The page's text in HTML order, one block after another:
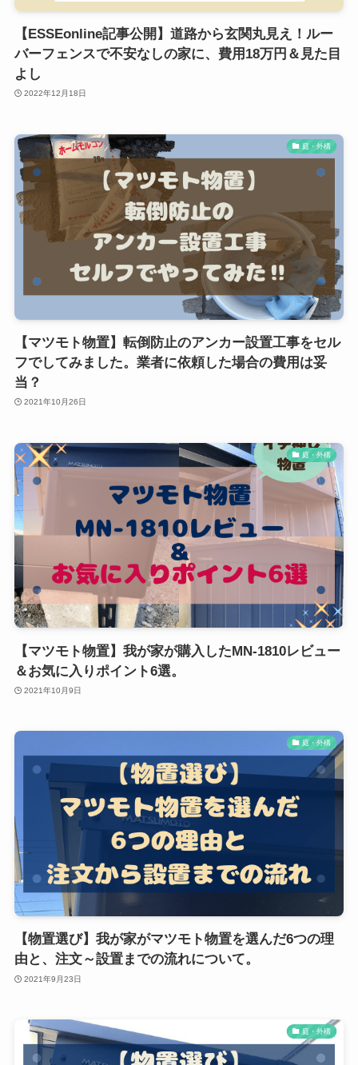
【ESSEonline記事公開】道路から玄関丸見え！ルー
バーフェンスで不安なしの家に、費用18万円＆見た目
よし
2022年12月18日
庭・外構
【マツモト物置】転倒防止のアンカー設置工事をセル
フでしてみました。業者に依頼した場合の費用は妥
当？
2021年10月26日
庭・外構
【マツモト物置】我が家が購入したMN-1810レビュー
＆お気に入りポイント6選。
2021年10月9日
庭・外構
【物置選び】我が家がマツモト物置を選んだ6つの理
由と、注文～設置までの流れについて。
2021年9月23日
庭・外構